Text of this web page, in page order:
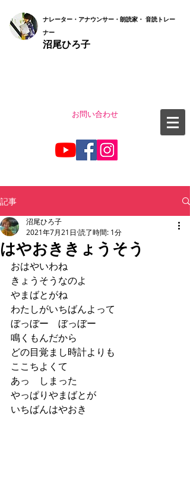
ナレーター・アナウンサー・朗読家・ 音読トレー
ナー
沼尾ひろ子
お問い合わせ
記事
はやおききょうそう
沼尾ひろ子
2021年7月21日 読了時間: 1分
おはやいわね
きょうそうなのよ
やまばとがね
わたしがいちばんよって
ぼっぼー　ぼっぼー
鳴くもんだから
どの目覚まし時計よりも
ここちよくて
あっ　しまった
やっぱりやまばとが
いちばんはやおき